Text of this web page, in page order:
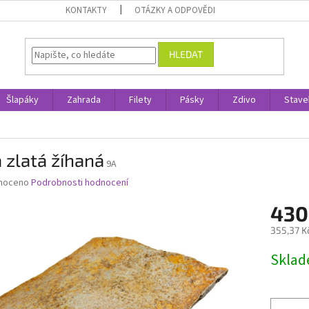
KONTAKTY OTÁZKY A ODPOVĚDI
HLEDAT
Šlapáky Zahrada Filety Pásky Zdivo
zlatá žíhaná 9A
Podrobnosti hodnocení
355,37
cena: